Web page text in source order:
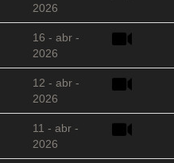
2026
16 - abr -
2026
12 - abr -
2026
11 - abr -
2026